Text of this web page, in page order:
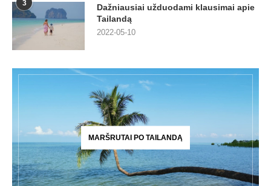
3
Dažniausiai užduodami klausimai apie
Tailandą
2022-05-10
MARŠRUTAI PO TAILANDĄ